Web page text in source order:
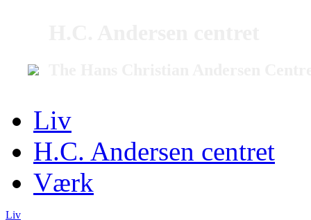
Liv
H.C. Andersen centret
Værk
Liv